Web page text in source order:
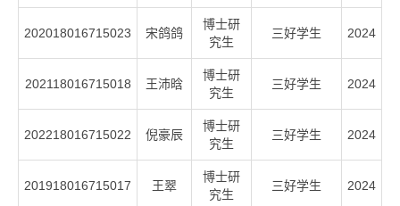
202018016715023 宋鸽鸽
博士研
究生
三好学生 2024
202118016715018 王沛晗
博士研
究生
三好学生 2024
202218016715022 倪豪辰
博士研
究生
三好学生 2024
201918016715017 王翠
博士研
究生
三好学生 2024